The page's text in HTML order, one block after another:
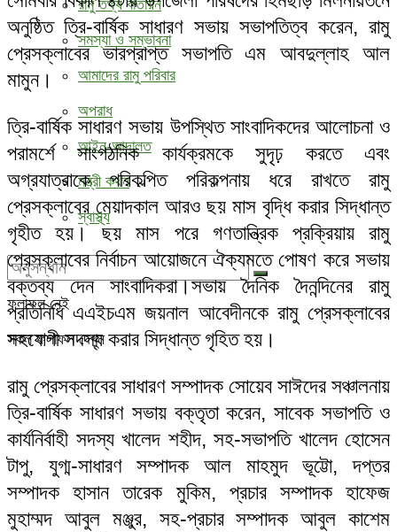
রামু তথ্য বাতায়ন
সমস্যা ও সম্ভাবনা
আমাদের রামু পরিবার
অপরাধ
আইন-আদালত
মন্ত্রী কথন
স্বাস্থ্য
ফলাফল নেই
সকল ফলাফল দেখুন
অনুষ্ঠিত ত্রি-বার্ষিক সাধারণ সভায় সভাপতিত্ব করেন, রামু
প্রেসক্লাবের ভারপ্রাপ্ত সভাপতি এম আবদুল্লাহ আল
মামুন।
ত্রি-বার্ষিক সাধারণ সভায় উপস্থিত সাংবাদিকদের আলোচনা ও
পরামর্শে সাংগঠনিক কার্যক্রমকে সুদৃঢ় করতে এবং
অগ্রযাত্রাকে পরিকল্পিত পরিকল্পনায় ধরে রাখতে রামু
প্রেসক্লাবের মেয়াদকাল আরও ছয় মাস বৃদ্ধি করার সিদ্ধান্ত
গৃহীত হয়। ছয় মাস পরে গণতান্ত্রিক প্রক্রিয়ায় রামু
প্রেসক্লাবের নির্বাচন আয়োজনে ঐক্যমতে পোষণ করে সভায়
বক্তব্য দেন সাংবাদিকরা।সভায় দৈনিক দৈনন্দিনের রামু
প্রতিনিধি এএইচএম জয়নাল আবেদীনকে রামু প্রেসক্লাবের
সহযোগী সদস্য করার সিদ্ধান্ত গৃহিত হয়।
রামু প্রেসক্লাবের সাধারণ সম্পাদক সোয়েব সাঈদের সঞ্চালনায়
ত্রি-বার্ষিক সাধারণ সভায় বক্তৃতা করেন, সাবেক সভাপতি ও
কার্যনির্বাহী সদস্য খালেদ শহীদ, সহ-সভাপতি খালেদ হোসেন
টাপু, যুগ্ম-সাধারণ সম্পাদক আল মাহমুদ ভূট্টো, দপ্তর
সম্পাদক হাসান তারেক মুকিম, প্রচার সম্পাদক হাফেজ
মুহাম্মদ আবুল মঞ্জুর, সহ-প্রচার সম্পাদক আবুল কাশেম